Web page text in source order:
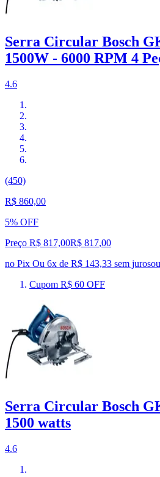
Serra Circular Bosch
1500W - 6000 RPM 4
4.6
(450)
R$ 860,00
5% OFF
Preço R$ 817,00R$ 817,00
no Pix Ou 6x de R$ 143,33 sem jurosou
Cupom R$ 60 OFF
Serra Circular Bosch
1500 watts
4.6